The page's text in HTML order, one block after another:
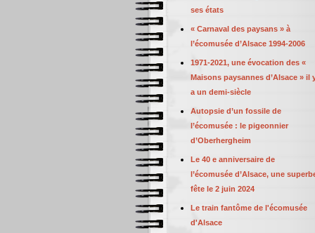
ses états
« Carnaval des paysans » à
l’écomusée d’Alsace 1994-2006
1971-2021, une évocation des «
Maisons paysannes d’Alsace » il
a un demi-siècle
Autopsie d’un fossile de
l’écomusée : le pigeonnier
d’Oberhergheim
Le 40 e anniversaire de
l’écomusée d’Alsace, une
fête le 2 juin 2024
Le train fantôme de l'écomusée
d'Alsace